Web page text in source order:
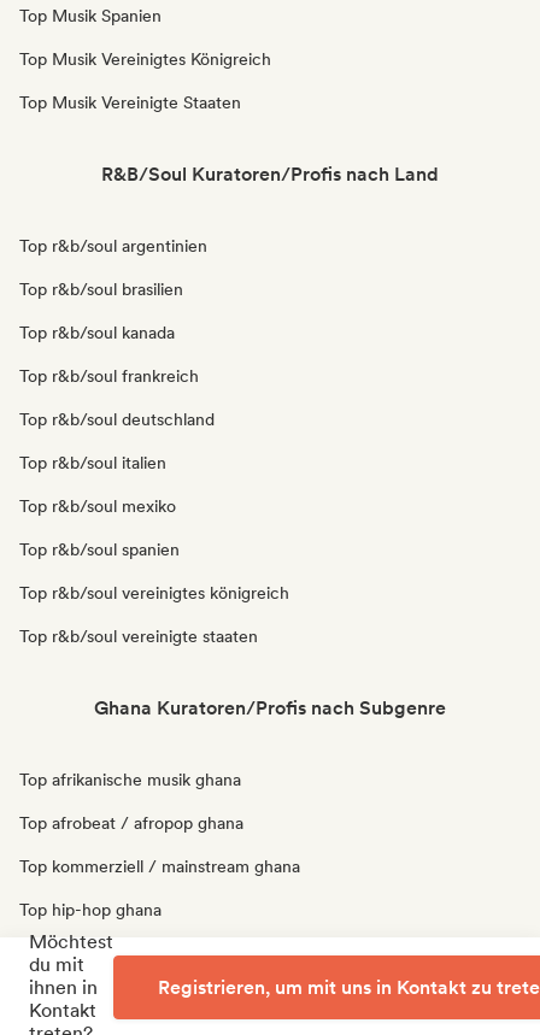
Top Musik Spanien
Top Musik Vereinigtes Königreich
Top Musik Vereinigte Staaten
R&B/Soul Kuratoren/Profis nach Land
Top r&b/soul argentinien
Top r&b/soul brasilien
Top r&b/soul kanada
Top r&b/soul frankreich
Top r&b/soul deutschland
Top r&b/soul italien
Top r&b/soul mexiko
Top r&b/soul spanien
Top r&b/soul vereinigtes königreich
Top r&b/soul vereinigte staaten
Ghana Kuratoren/Profis nach Subgenre
Top afrikanische musik ghana
Top afrobeat / afropop ghana
Top kommerziell / mainstream ghana
Top hip-hop ghana
Top r&b ghana
Top trap ghana
Möchtest
du mit
ihnen in
Kontakt
Registrieren, um mit uns in Kontakt zu